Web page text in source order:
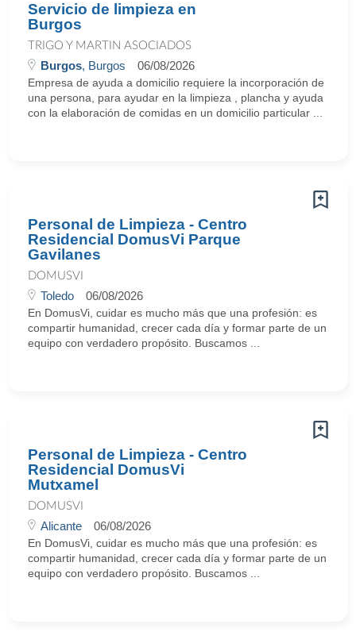
Servicio de limpieza en
Burgos
TRIGO Y MARTIN ASOCIADOS
Burgos, Burgos 06/08/2026
Empresa de ayuda a domicilio requiere la incorporación de
una persona, para ayudar en la limpieza , plancha y ayuda
con la elaboración de comidas en un domicilio particular ...
Personal de Limpieza - Centro
Residencial DomusVi Parque
Gavilanes
DOMUSVI
Toledo 06/08/2026
En DomusVi, cuidar es mucho más que una profesión: es
compartir humanidad, crecer cada día y formar parte de un
equipo con verdadero propósito. Buscamos ...
Personal de Limpieza - Centro
Residencial DomusVi
Mutxamel
DOMUSVI
Alicante 06/08/2026
En DomusVi, cuidar es mucho más que una profesión: es
compartir humanidad, crecer cada día y formar parte de un
equipo con verdadero propósito. Buscamos ...